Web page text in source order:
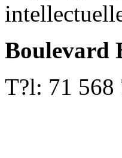
Boulevard
T?l: 71 568